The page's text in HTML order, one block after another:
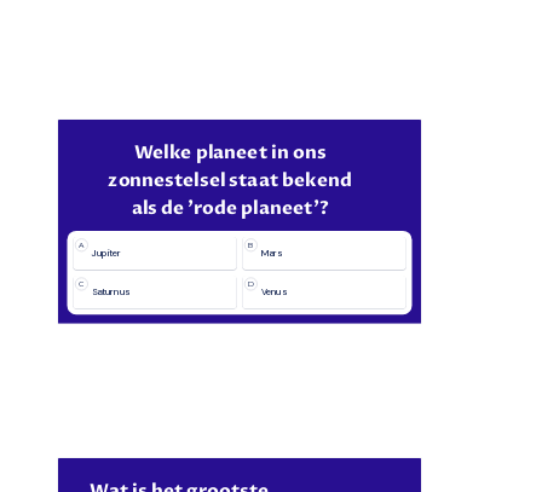
Welke planeet in ons
zonnestelsel staat bekend
als de 'rode planeet'?
A
Jupiter
B
Mars
C
Saturnus
D
Venus